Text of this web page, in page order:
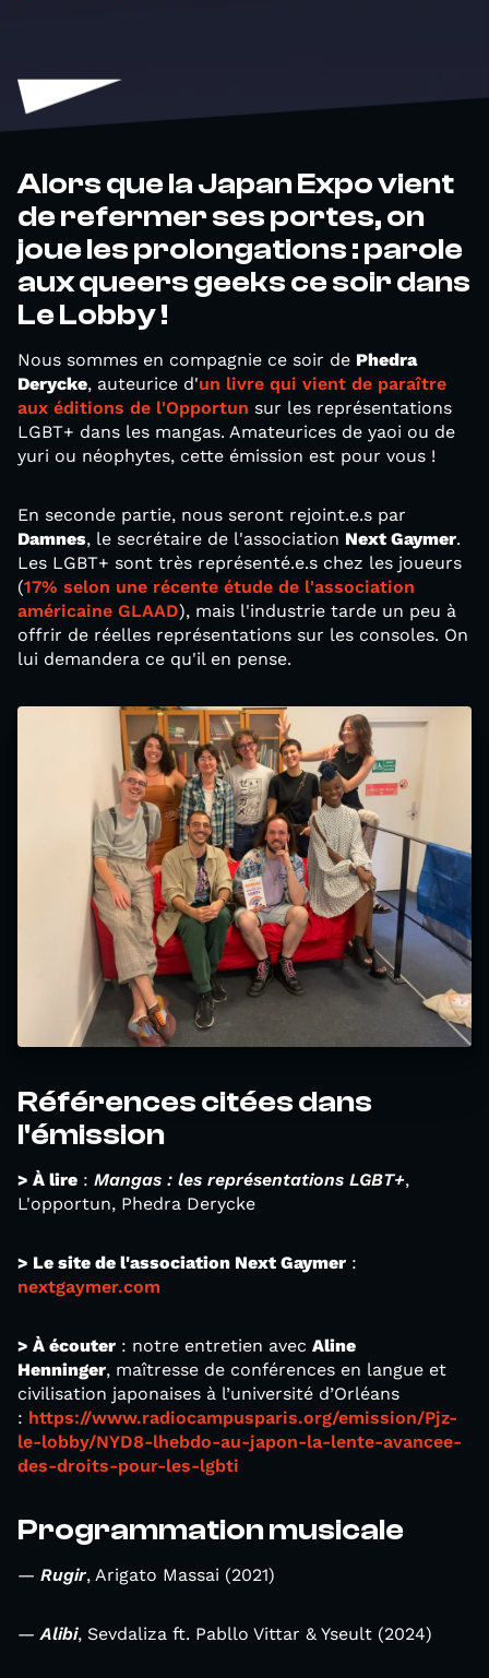
Alors que la Japan Expo vient
de refermer ses portes, on
joue les prolongations : parole
aux queers geeks ce soir dans
Le Lobby !
Nous sommes en compagnie ce soir de Phedra
Derycke, auteurice d'un livre qui vient de paraître
aux éditions de l'Opportun sur les représentations
LGBT+ dans les mangas. Amateurices de yaoi ou de
yuri ou néophytes, cette émission est pour vous !
En seconde partie, nous seront rejoint.e.s par
Damnes, le secrétaire de l'association Next Gaymer.
Les LGBT+ sont très représenté.e.s chez les joueurs
(17% selon une récente étude de l'association
américaine GLAAD), mais l'industrie tarde un peu à
offrir de réelles représentations sur les consoles. On
lui demandera ce qu'il en pense.
Références citées dans
l'émission
> À lire : Mangas : les représentations LGBT+,
L'opportun, Phedra Derycke
> Le site de l'association Next Gaymer :
nextgaymer.com
> À écouter : notre entretien avec Aline
Henninger, maîtresse de conférences en langue et
civilisation japonaises à l’université d’Orléans
: https://www.radiocampusparis.org/emission/Pjz-
le-lobby/NYD8-lhebdo-au-japon-la-lente-avancee-
des-droits-pour-les-lgbti
Programmation musicale
— Rugir, Arigato Massai (2021)
—Alibi, Sevdaliza ft. Pabllo Vittar & Yseult (2024)